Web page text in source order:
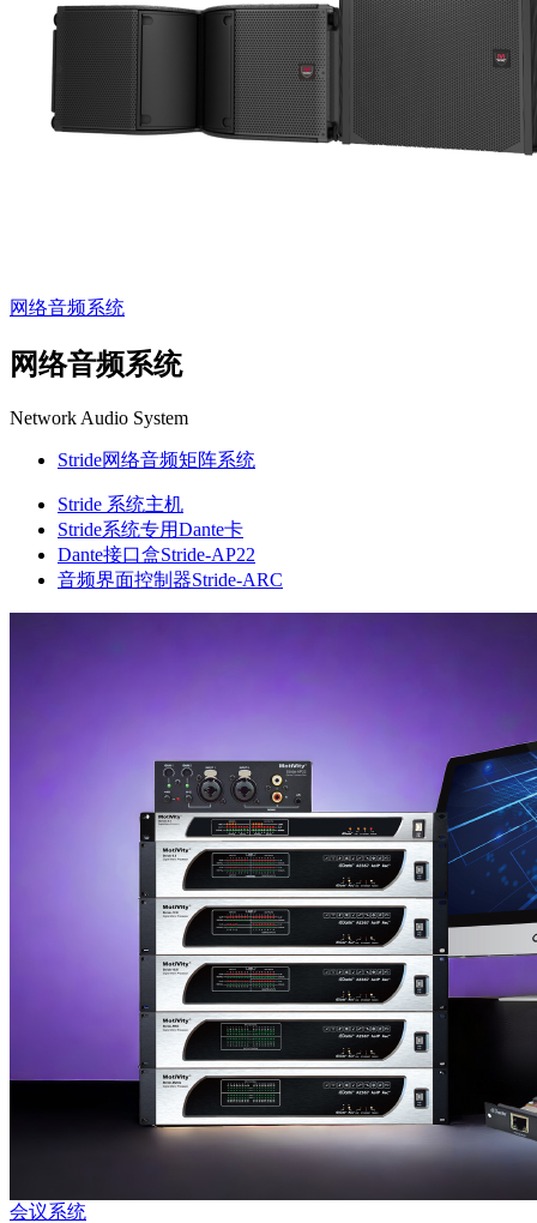
网络音频系统
网络音频系统
Network Audio System
Stride网络音频矩阵系统
Stride 系统主机
Stride系统专用Dante卡
Dante接口盒Stride-AP22
音频界面控制器Stride-ARC
会议系统